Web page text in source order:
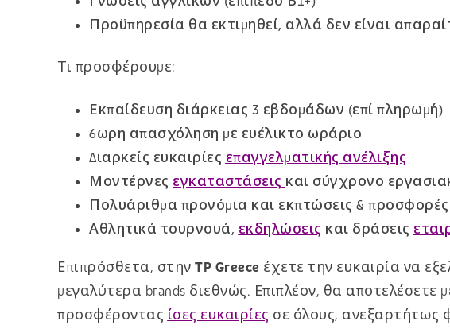
Προϋπηρεσία θα εκτιμηθεί, αλλά δεν είναι
Τι προσφέρουμε:
Εκπαίδευση διάρκειας 3 εβδομάδων (επί πληρωμή)
6ωρη απασχόληση με ευέλικτο ωράριο
Διαρκείς ευκαιρίες επαγγελματικής ανέλιξης
Μοντέρνες εγκαταστάσεις και σύγχρονο
Πολυάριθμα προνόμια και εκπτώσεις &
Αθλητικά τουρνουά, εκδηλώσεις και δράσεις
Επιπρόσθετα, στην TP Greece έχετε την ευκαιρία να
μεγαλύτερα brands διεθνώς. Επιπλέον, θα αποτελέσετε
προσφέροντας ίσες ευκαιρίες σε όλους, ανεξαρτήτως